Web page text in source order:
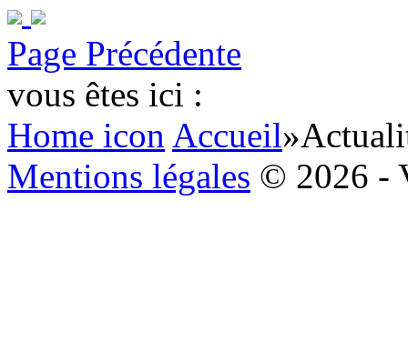
Page Précédente
vous êtes ici :
Home icon Accueil»
Mentions légales © 2026 -